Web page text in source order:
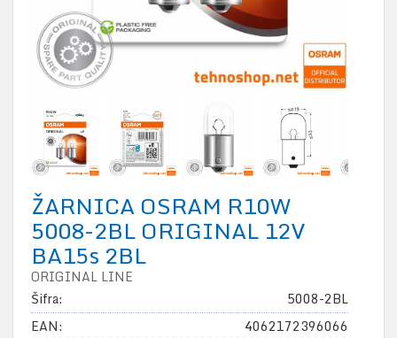
ŽARNICA OSRAM R10W
5008-2BL ORIGINAL 12V
BA15s 2BL
ORIGINAL LINE
Šifra:
5008-2BL
EAN:
4062172396066